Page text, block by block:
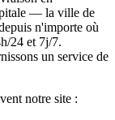
— la ville de
n'importe où
24 et 7j/7.
un service de
notre site :